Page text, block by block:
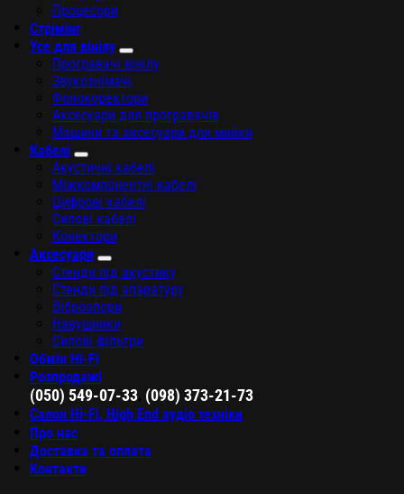
Процесори
Стрімінг
Усе для вінілу
Програвачі вінілу
Звукознімачі
Фонокоректори
Аксесуари для програвачів
Машини та аксесуари для мийки
Кабелі
Акустичні кабелі
Міжкомпонентні кабелі
Цифрові кабелі
Силові кабелі
Конектори
Аксесуари
Стенди під акустику
Стенди під апаратуру
Віброопори
Навушники
Силові фільтри
Обмін Hi-Fi
Розпродажі
(050) 549-07-33 (098) 373-21-73
Салон Hi-Fi, High End аудіо техніки
Про нас
Доставка та оплата
Контакти